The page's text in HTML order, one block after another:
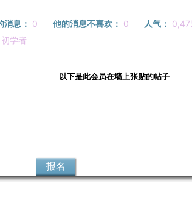
消息： 0 他的消息不喜欢： 0 人气：
初学者
以下是此会员在墙上张贴的帖子
报名